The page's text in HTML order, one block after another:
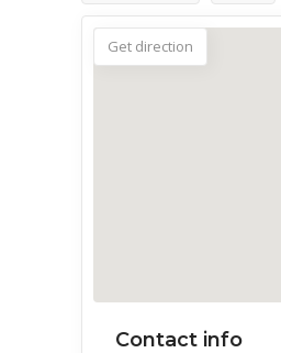
Get direction
Contact info